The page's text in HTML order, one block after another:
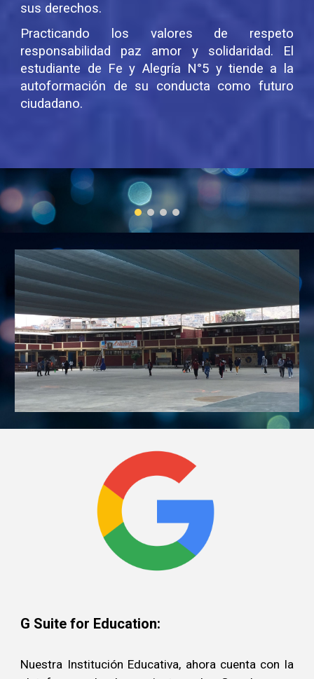
sus derechos.
Practicando los valores de respeto
responsabilidad paz amor y solidaridad. El
estudiante de Fe y Alegría N°5 y tiende a la
autoformación de su conducta como futuro
ciudadano.
G Suite for Education:
Nuestra Institución Educativa, ahora cuenta con la